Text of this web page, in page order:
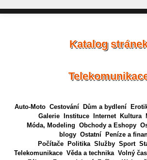
Katalog
Auto-Moto Cestování Dům a bydlení
Galerie
Instituce Internet Kultura
Móda, Modeling Obchody a Eshopy
blogy Ostatní
Peníze a
Počítače
Politika Služby Sport
Telekomunikace Věda a technika Volný čas